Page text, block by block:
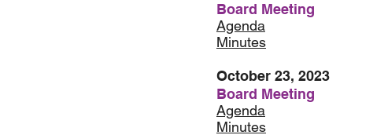
Board Meeting
Agenda
Minutes
October 23, 2023
Board Meeting
Agenda
Minutes